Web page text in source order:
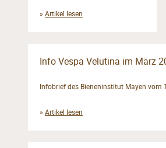
» Artikel lesen
Info Vespa Velutina im März
Infobrief des Bieneninstitut Mayen vom
» Artikel lesen